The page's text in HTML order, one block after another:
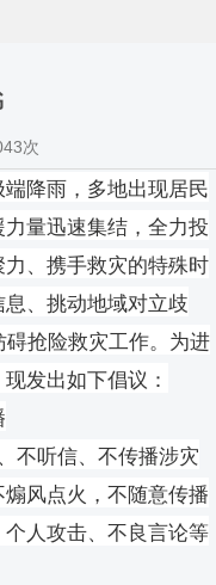
次
降雨，多地出现居民
量迅速集结，全力投
、携手救灾的特殊时
、挑动地域对立歧
抢险救灾工作。为进
发出如下倡议：
不听信、不传播涉灾
风点火，不随意传播
人攻击、不良言论等